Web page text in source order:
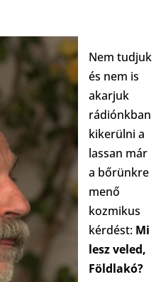
Nem tudjuk
és nem is
akarjuk
rádiónkban
kikerülni a
lassan már
a bőrünkre
menő
kozmikus
kérdést: Mi
lesz veled,
Földlakó?